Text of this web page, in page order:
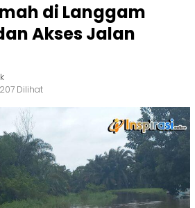
di Langgam
Akses Jalan
207 Dilihat